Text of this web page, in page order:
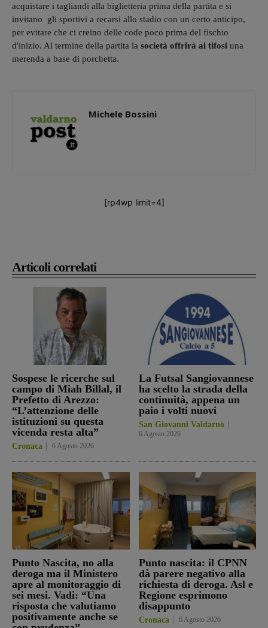
Articoli correlati
Sospese le ricerche sul
campo di Miah Billal, il
Prefetto di Arezzo:
“L’attenzione delle
istituzioni su questa
vicenda resta alta”
Cronaca 6 Agosto 2026
La Futsal Sangiovannese
ha scelto la strada della
continuità, appena un
paio i volti nuovi
San Giovanni Valdarno
6 Agosto 2026
Punto Nascita, no alla
deroga ma il Ministero
apre al monitoraggio di
sei mesi. Vadi: “Una
risposta che valutiamo
positivamente anche se
Punto nascita: il CPNN
dà parere negativo alla
richiesta di deroga. Asl e
Regione esprimono
disappunto
Cronaca 6 Agosto 2026
acquistare i tagliandi alla biglietteria prima della partita e si
invitano gli sportivi a recarsi allo stadio con un certo anticipo,
per evitare che ci creino delle code poco prima del fischio
d'inizio. Al termine della partita la società offrirà ai tifosi una
merenda a base di porchetta.
Michele Bossini
[rp4wp limit=4]